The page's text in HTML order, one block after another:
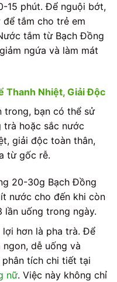
15 phút. Để nguội bớt,
tắm cho trẻ em
tắm từ Bạch Đồng
ngứa và làm mát
Thanh Nhiệt, Giải Độc
trong, bạn có thể sử
hoặc sắc nước
giải độc toàn thân,
từ gốc rễ.
20-30g Bạch Đồng
nước cho đến khi còn
lần uống trong ngày.
hơn là pha trà. Để
dễ uống và
tích chi tiết tại
nữ. Việc này không chỉ